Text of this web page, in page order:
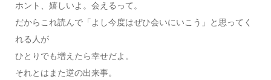
ホント、嬉しいよ。会えるって。
だからこれ読んで「よし今度はぜひ会いにいこう」と思ってく
れる人が
ひとりでも増えたら幸せだよ。
それとはまた逆の出来事。